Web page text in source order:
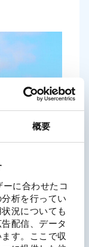
概要
に合わせたコ
析を行ってい
況についても
配信、データ
す。ここで収